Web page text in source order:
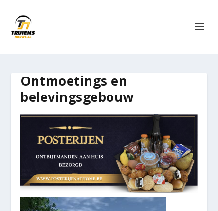
Ontmoetings en
belevingsgebouw